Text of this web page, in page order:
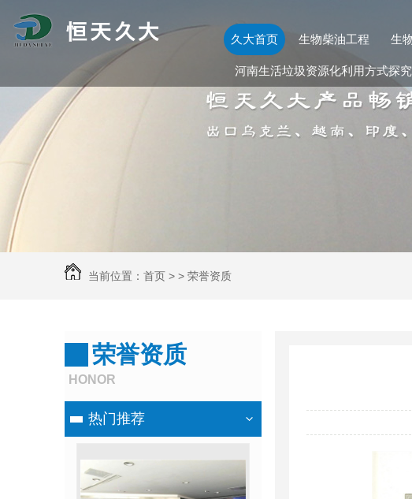
久大首页 生物柴油工程 生
河南生活垃圾资源化利用方式探究
当前位置： 首页 > > 荣誉资质
荣誉资质
HONOR
热门推荐